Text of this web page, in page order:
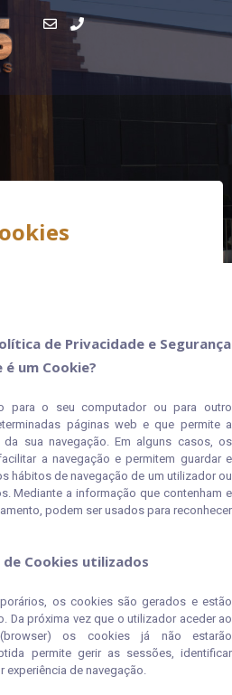
de Privacidade e Segurança
é um Cookie?
para o seu computador ou para outro
páginas web e que permite a
sua navegação. Em alguns casos, os
a navegação e permitem guardar e
hábitos de navegação de um utilizador ou
Mediante a informação que contenham e
podem ser usados para reconhecer
Cookies utilizados
os cookies são gerados e estão
Da próxima vez que o utilizador aceder ao
os cookies já não estarão
permite gerir as sessões, identificar
experiência de navegação.